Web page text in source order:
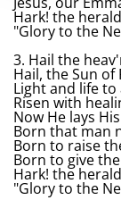
Hark! the
"Glory to the
3. Hail the
Hail, the Sun of
Light and life to
Risen with
Now He lays
Born that man
Born to raise
Born to give
Hark! the
"Glory to the